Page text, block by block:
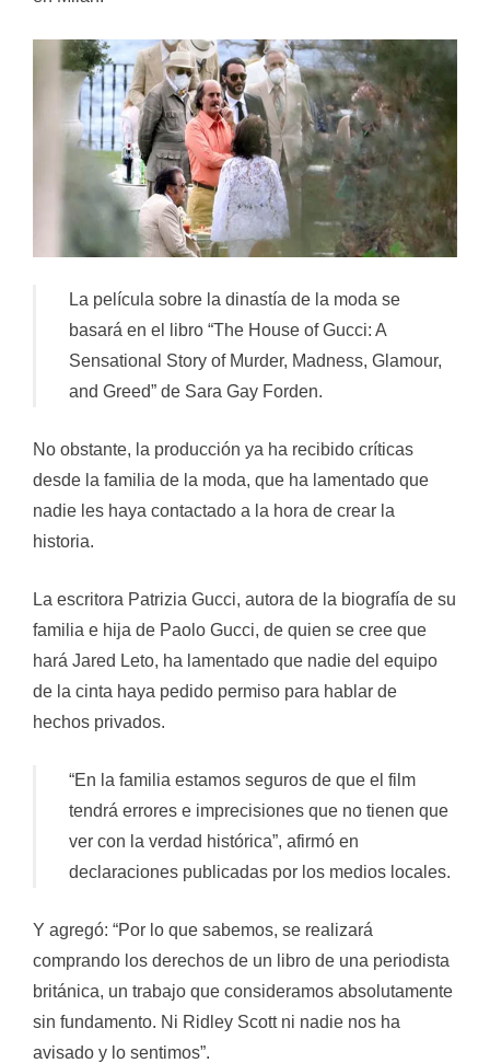
La película sobre la dinastía de la moda se
basará en el libro “The House of Gucci: A
Sensational Story of Murder, Madness, Glamour,
and Greed” de Sara Gay Forden.
No obstante, la producción ya ha recibido críticas
desde la familia de la moda, que ha lamentado que
nadie les haya contactado a la hora de crear la
historia.
La escritora Patrizia Gucci, autora de la biografía de su
familia e hija de Paolo Gucci, de quien se cree que
hará Jared Leto, ha lamentado que nadie del equipo
de la cinta haya pedido permiso para hablar de
hechos privados.
“En la familia estamos seguros de que el film
tendrá errores e imprecisiones que no tienen que
ver con la verdad histórica”, afirmó en
declaraciones publicadas por los medios locales.
Y agregó: “Por lo que sabemos, se realizará
comprando los derechos de un libro de una periodista
británica, un trabajo que consideramos absolutamente
sin fundamento. Ni Ridley Scott ni nadie nos ha
avisado y lo sentimos”.